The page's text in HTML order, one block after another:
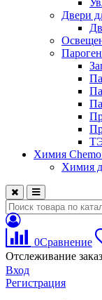
Двери
Химия
Химия
0Сравнение
Отслеживание
Вход
Регистрация